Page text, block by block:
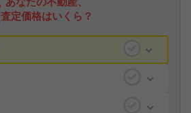
あなたの不動産、
査定価格はいくら？